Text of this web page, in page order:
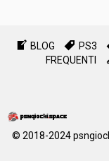
BLOG PS3
FREQUENTI
© 2018-2024